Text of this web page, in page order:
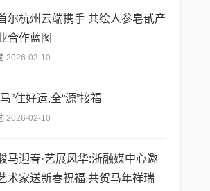
尔杭州云端携手 共绘人参皂甙产
合作蓝图
2026-02-10
马”住好运,全“源”接福
2026-02-10
马迎春·艺展风华:浙融媒中心邀
术家送新春祝福,共贺马年祥瑞